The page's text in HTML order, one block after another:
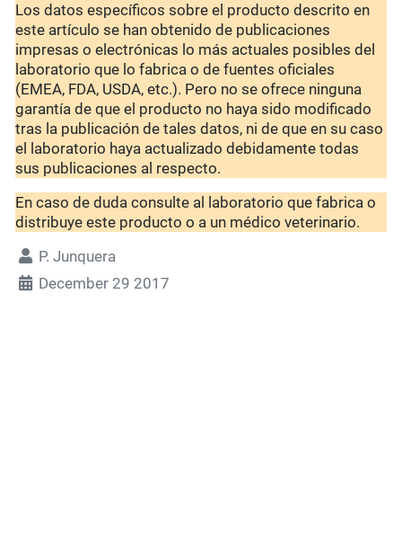
Los datos específicos sobre el producto descrito en
este artículo se han obtenido de publicaciones
impresas o electrónicas lo más actuales posibles del
laboratorio que lo fabrica o de fuentes oficiales
(EMEA, FDA, USDA, etc.). Pero no se ofrece ninguna
garantía de que el producto no haya sido modificado
tras la publicación de tales datos, ni de que en su caso
el laboratorio haya actualizado debidamente todas
sus publicaciones al respecto.
En caso de duda consulte al laboratorio que fabrica o
distribuye este producto o a un médico veterinario.
P. Junquera
December 29 2017